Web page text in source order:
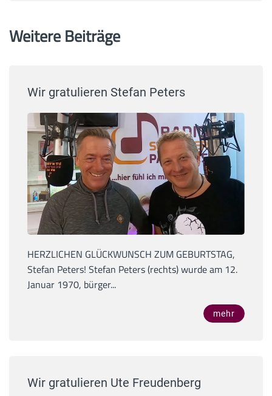
Weitere Beiträge
Wir gratulieren Stefan Peters
HERZLICHEN GLÜCKWUNSCH ZUM GEBURTSTAG,
Stefan Peters! Stefan Peters (rechts) wurde am 12.
Januar 1970, bürger...
mehr
Wir gratulieren Ute Freudenberg